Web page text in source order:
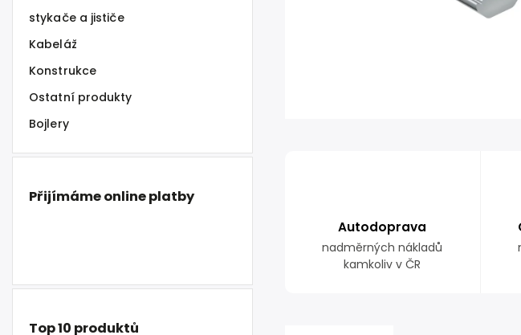
stykače a jističe
Kabeláž
Konstrukce
Ostatní produkty
Bojlery
Přijímáme online platby
Top 10 produktů
Autodoprava
nadměrných nákladů
kamkoliv v ČR